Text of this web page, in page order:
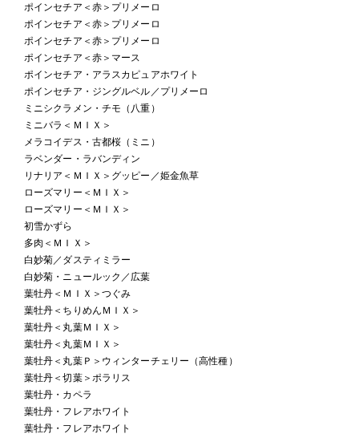
ポインセチア＜赤＞プリメーロ
ポインセチア＜赤＞プリメーロ
ポインセチア＜赤＞プリメーロ
ポインセチア＜赤＞マース
ポインセチア・アラスカピュアホワイト
ポインセチア・ジングルベル／プリメーロ
ミニシクラメン・チモ（八重）
ミニバラ＜ＭＩＸ＞
メラコイデス・古都桜（ミニ）
ラベンダー・ラバンディン
リナリア＜ＭＩＸ＞グッピー／姫金魚草
ローズマリー＜ＭＩＸ＞
ローズマリー＜ＭＩＸ＞
初雪かずら
多肉＜ＭＩＸ＞
白妙菊／ダスティミラー
白妙菊・ニュールック／広葉
葉牡丹＜ＭＩＸ＞つぐみ
葉牡丹＜ちりめんＭＩＸ＞
葉牡丹＜丸葉ＭＩＸ＞
葉牡丹＜丸葉ＭＩＸ＞
葉牡丹＜丸葉Ｐ＞ウィンターチェリー（高性種）
葉牡丹＜切葉＞ポラリス
葉牡丹・カペラ
葉牡丹・フレアホワイト
葉牡丹・フレアホワイト